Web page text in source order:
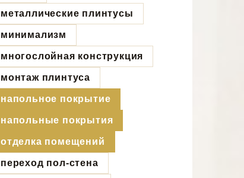
металлические плинтусы
минимализм
многослойная конструкция
монтаж плинтуса
напольное покрытие
напольные покрытия
отделка помещений
переход пол-стена